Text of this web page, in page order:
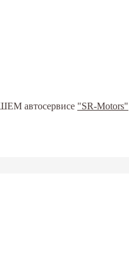
автосервисе "SR-Motors"